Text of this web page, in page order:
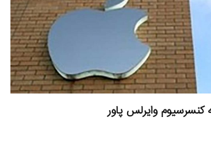
وایرلس پاور